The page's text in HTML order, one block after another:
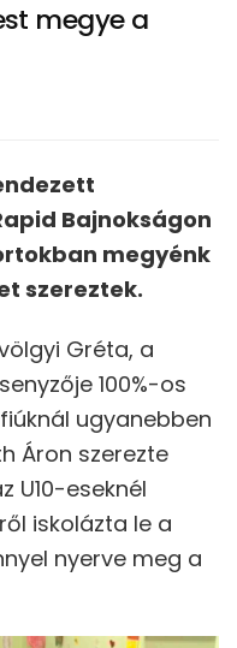
megye a
Bajnokságon
megyénk
szereztek.
Gréta, a
100%-os
ugyanebben
Áron szerezte
U10-eseknél
iskolázta le a
nyerve meg a